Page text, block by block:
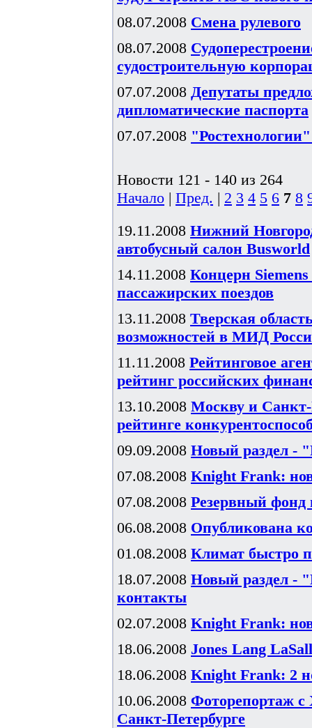
08.07.2008 Смена рулевого
08.07.2008
судостроительную
07.07.2008 Депутаты
дипломатические паспорта
07.07.2008
Новости 121 - 140 из 264
Начало | Пред. | 2 3 4 5 6 7 8
19.11.2008 Нижний
автобусный салон Busworld
14.11.2008 Концерн
пассажирских поездов
13.11.2008 Тверская
возможностей в МИД
11.11.2008 Рейтинговое
рейтинг российских
13.10.2008 Москву и
рейтинге
09.09.2008 Новый раздел -
07.08.2008 Knight Frank:
07.08.2008 Резервный фонд
06.08.2008 Опубликована
01.08.2008 Климат быстро
18.07.2008 Новый раздел -
контакты
02.07.2008 Knight Frank:
18.06.2008 Jones Lang
18.06.2008 Knight Frank: 2
10.06.2008 Фоторепортаж с
Санкт-Петербурге